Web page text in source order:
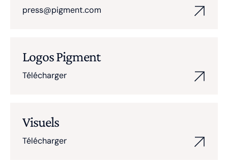
press@pigment.com
Logos Pigment
Télécharger
Visuels
Télécharger